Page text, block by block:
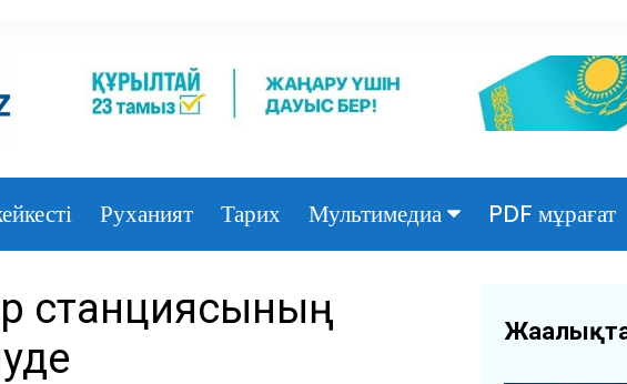
Руханият Тарих Мультимедиа
Видео
PDF мұрағат
станциясының